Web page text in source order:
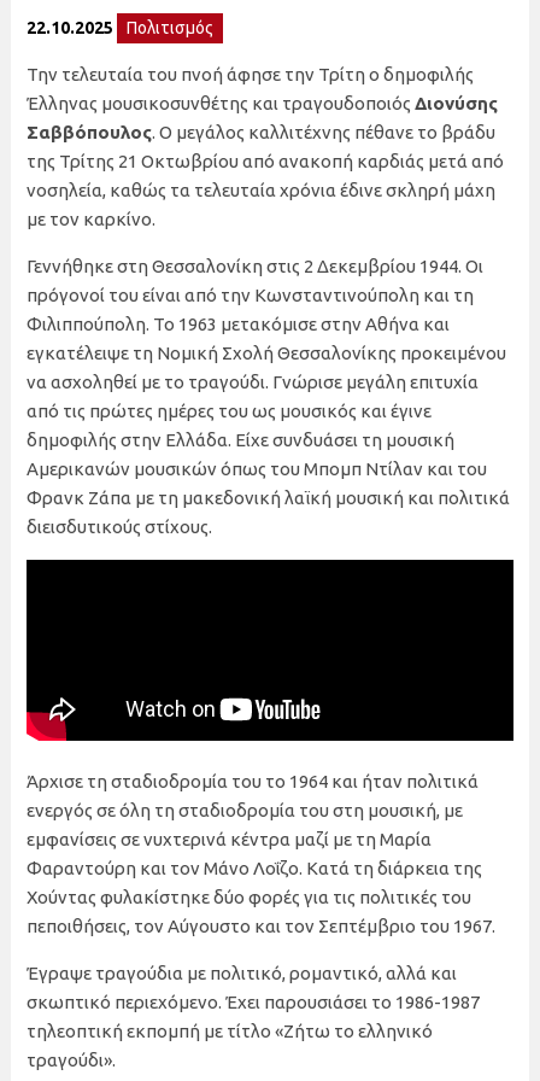
22.10.2025 Πολιτισμός
Την τελευταία του πνοή άφησε την Τρίτη ο δημοφιλής
Έλληνας μουσικοσυνθέτης και τραγουδοποιός Διονύσης
Σαββόπουλος. Ο μεγάλος καλλιτέχνης πέθανε το βράδυ
της Τρίτης 21 Οκτωβρίου από ανακοπή καρδιάς μετά από
νοσηλεία, καθώς τα τελευταία χρόνια έδινε σκληρή μάχη
με τον καρκίνο.
Γεννήθηκε στη Θεσσαλονίκη στις 2 Δεκεμβρίου 1944. Οι
πρόγονοί του είναι από την Κωνσταντινούπολη και τη
Φιλιππούπολη. Το 1963 μετακόμισε στην Αθήνα και
εγκατέλειψε τη Νομική Σχολή Θεσσαλονίκης προκειμένου
να ασχοληθεί με το τραγούδι. Γνώρισε μεγάλη επιτυχία
από τις πρώτες ημέρες του ως μουσικός και έγινε
δημοφιλής στην Ελλάδα. Είχε συνδυάσει τη μουσική
Αμερικανών μουσικών όπως του Μπομπ Ντίλαν και του
Φρανκ Ζάπα με τη μακεδονική λαϊκή μουσική και πολιτικά
διεισδυτικούς στίχους.
Άρχισε τη σταδιοδρομία του το 1964 και ήταν πολιτικά
ενεργός σε όλη τη σταδιοδρομία του στη μουσική, με
εμφανίσεις σε νυχτερινά κέντρα μαζί με τη Μαρία
Φαραντούρη και τον Μάνο Λοΐζο. Κατά τη διάρκεια της
Χούντας φυλακίστηκε δύο φορές για τις πολιτικές του
πεποιθήσεις, τον Αύγουστο και τον Σεπτέμβριο του 1967.
Έγραψε τραγούδια με πολιτικό, ρομαντικό, αλλά και
σκωπτικό περιεχόμενο. Έχει παρουσιάσει το 1986-1987
τηλεοπτική εκπομπή με τίτλο «Ζήτω το ελληνικό
τραγούδι».